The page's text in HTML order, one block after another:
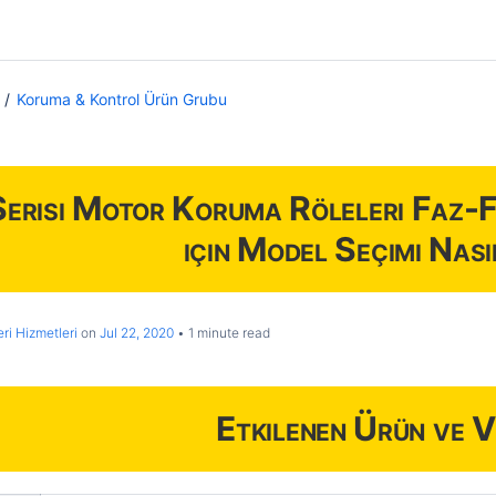
Koruma & Kontrol Ürün Grubu
Motor Koruma Röleleri
için Model Seçimi
Hizmetleri on Jul 22, 2020 1 minute read
Etkilenen Ürün ve